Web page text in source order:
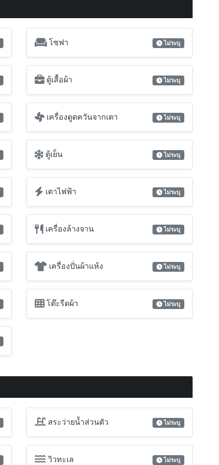
โซฟา ไม่ระบุ
ตู้เสื้อผ้า ไม่ระบุ
เครื่องดูดควันจากเตา ไม่ระบุ
ตู้เย็น ไม่ระบุ
เตาไฟฟ้า ไม่ระบุ
เครื่องล้างจาน ไม่ระบุ
เครื่องปั่นผ้าแห้ง ไม่ระบุ
โต๊ะรีดผ้า ไม่ระบุ
สระว่ายน้ำส่วนตัว ไม่ระบุ
วิวทะเล ไม่ระบุ